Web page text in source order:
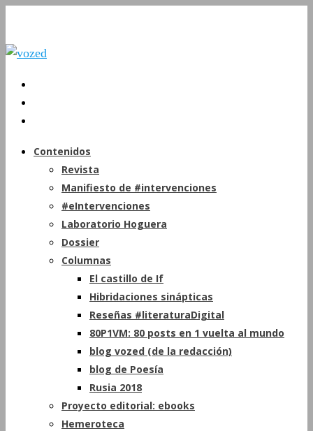
Contenidos
Revista
Manifiesto de #intervenciones
#eIntervenciones
Laboratorio Hoguera
Dossier
Columnas
El castillo de If
Hibridaciones sinápticas
Reseñas #literaturaDigital
80P1VM: 80 posts en 1 vuelta al mundo
blog vozed (de la redacción)
blog de Poesía
Rusia 2018
Proyecto editorial: ebooks
Hemeroteca